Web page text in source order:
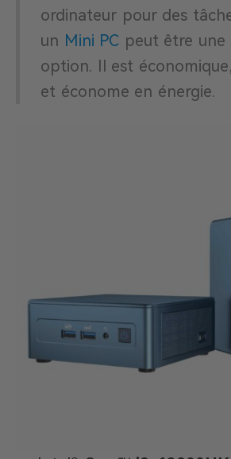
ordinateur pour des
un Mini PC peut être une
option. Il est
et économe en énergie.